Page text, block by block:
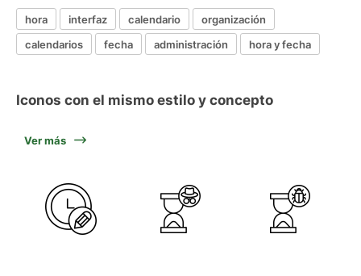
hora interfaz calendario
organización
calendarios
fecha administración hora y fecha
Iconos con el mismo estilo y concepto
Ver más